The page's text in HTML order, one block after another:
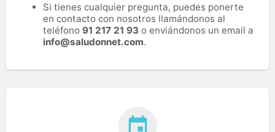
Si tienes cualquier pregunta, puedes ponerte
en contacto con nosotros llamándonos al
teléfono 91 217 21 93 o enviándonos un email a
info@saludonnet.com.